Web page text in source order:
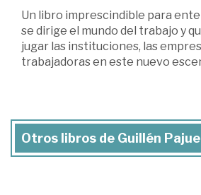
Un libro imprescindible para
se dirige el mundo del trabajo y
jugar las instituciones, las
trabajadoras en este nuevo
Otros libros de Guillén